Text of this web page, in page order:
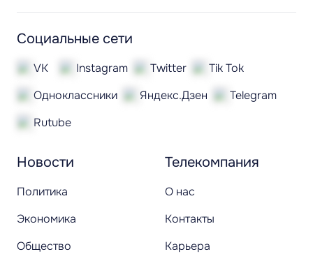
Новости
Политика
Экономика
Общество
Телекомпания
О нас
Контакты
Карьера
Социальные сети
VK Instagram Twitter
Tik Tok
Одноклассники
Яндекс.Дзен
Telegram
Rutube